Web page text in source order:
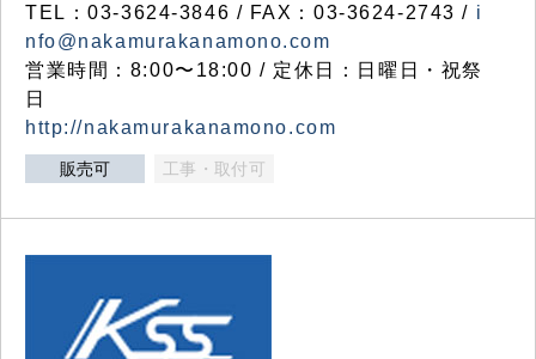
TEL：03-3624-3846 / FAX：03-3624-2743 / i
nfo@nakamurakanamono.com
営業時間：8:00〜18:00 / 定休日：日曜日・祝祭
日
http://nakamurakanamono.com
販売可 工事・取付可